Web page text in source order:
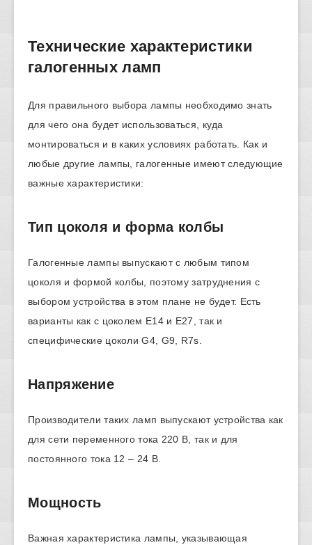
Технические характеристики
галогенных ламп
Для правильного выбора лампы необходимо знать
для чего она будет использоваться, куда
монтироваться и в каких условиях работать. Как и
любые другие лампы, галогенные имеют следующие
важные характеристики:
Тип цоколя и форма колбы
Галогенные лампы выпускают с любым типом
цоколя и формой колбы, поэтому затруднения с
выбором устройства в этом плане не будет. Есть
варианты как с цоколем E14 и E27, так и
специфические цоколи G4, G9, R7s.
Напряжение
Производители таких ламп выпускают устройства как
для сети переменного тока 220 В, так и для
постоянного тока 12 – 24 В.
Мощность
Важная характеристика лампы, указывающая